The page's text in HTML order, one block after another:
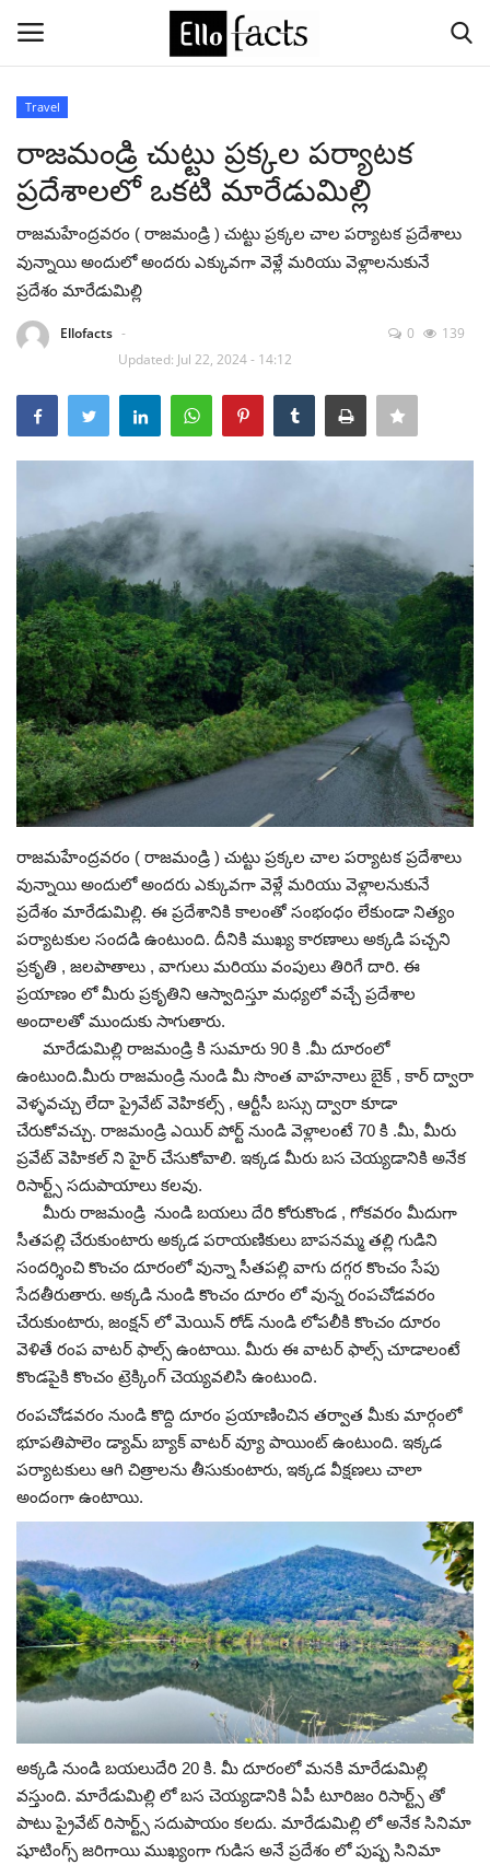
Home
Travel
Contact
English telugu
Travel
రాజమండ్రి చుట్టు ప్రక్కల పర్యాటక
ప్రదేశాలలో ఒకటి మారేడుమిల్లి
రాజమహేంద్రవరం ( రాజమండ్రి ) చుట్టు ప్రక్కల చాల పర్యాటక ప్రదేశాలు
వున్నాయి అందులో అందరు ఎక్కువగా వెళ్లే మరియు వెళ్లాలనుకునే
ప్రదేశం మారేడుమిల్లి
Ellofacts -
Updated: Jul 22, 2024 - 14:12
0 139
రాజమహేంద్రవరం ( రాజమండ్రి ) చుట్టు ప్రక్కల చాల పర్యాటక ప్రదేశాలు
వున్నాయి అందులో అందరు ఎక్కువగా వెళ్లే మరియు వెళ్లాలనుకునే
ప్రదేశం మారేడుమిల్లి. ఈ ప్రదేశానికి కాలంతో సంభంధం లేకుండా నిత్యం
పర్యాటకుల సందడి ఉంటుంది. దీనికి ముఖ్య కారణాలు అక్కడి పచ్చని
ప్రకృతి , జలపాతాలు , వాగులు మరియు వంపులు తిరిగే దారి. ఈ
ప్రయాణం లో మీరు ప్రకృతిని ఆస్వాదిస్తూ మధ్యలో వచ్చే ప్రదేశాల
అందాలతో ముందుకు సాగుతారు.
మారేడుమిల్లి రాజమండ్రి కి సుమారు 90 కి .మీ దూరంలో
ఉంటుంది.మీరు రాజమండ్రి నుండి మీ సొంత వాహనాలు బైక్ , కార్ ద్వారా
వెళ్ళవచ్చు లేదా ప్రైవేట్ వెహికల్స్ , ఆర్టీసీ బస్సు ద్వారా కూడా
చేరుకోవచ్చు. రాజమండ్రి ఎయిర్ పోర్ట్ నుండి వెళ్లాలంటే 70 కి .మీ, మీరు
ప్రవేట్ వెహికల్ ని హైర్ చేసుకోవాలి. ఇక్కడ మీరు బస చెయ్యడానికి అనేక
రిసార్ట్స్ సదుపాయాలు కలవు.
మీరు రాజమండ్రి నుండి బయలు దేరి కోరుకొండ , గోకవరం మీదుగా
సీతపల్లి చేరుకుంటారు అక్కడ పరాయణికులు బాపనమ్మ తల్లి గుడిని
సందర్శించి కొంచం దూరంలో వున్నా సీతపల్లి వాగు దగ్గర కొంచం సేపు
సేదతీరుతారు. అక్కడి నుండి కొంచం దూరం లో వున్న రంపచోడవరం
చేరుకుంటారు, జంక్షన్ లో మెయిన్ రోడ్ నుండి లోపలీకి కొంచం దూరం
వెళితే రంప వాటర్ ఫాల్స్ ఉంటాయి. మీరు ఈ వాటర్ ఫాల్స్ చూడాలంటే
కొండపైకి కొంచం ట్రెక్కింగ్ చెయ్యవలిసి ఉంటుంది.
రంపచోడవరం నుండి కొద్ది దూరం ప్రయాణించిన తర్వాత మీకు మార్గంలో
భూపతిపాలెం డ్యామ్ బ్యాక్ వాటర్ వ్యూ పాయింట్ ఉంటుంది. ఇక్కడ
పర్యాటకులు ఆగి చిత్రాలను తీసుకుంటారు, ఇక్కడ వీక్షణలు చాలా
అందంగా ఉంటాయి.
అక్కడి నుండి బయలుదేరి 20 కి. మీ దూరంలో మనకి మారేడుమిల్లి
వస్తుంది. మారేడుమిల్లి లో బస చెయ్యడానికి ఏపీ టూరిజం రిసార్ట్స్ తో
పాటు ప్రైవేట్ రిసార్ట్స్ సదుపాయం కలదు. మారేడుమిల్లి లో అనేక సినిమా
షూటింగ్స్ జరిగాయి ముఖ్యంగా గుడిస అనే ప్రదేశం లో పుష్ప సినిమా